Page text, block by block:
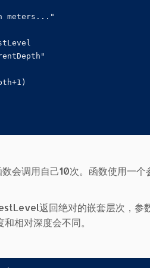
meters..."
会调用自己10次。函数使用一
返回绝对的嵌套层次，
相对深度会不同。